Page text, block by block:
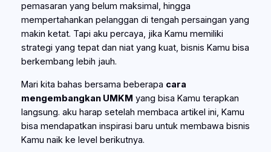
pemasaran yang belum maksimal, hingga
mempertahankan pelanggan di tengah persaingan yang
makin ketat. Tapi aku percaya, jika Kamu memiliki
strategi yang tepat dan niat yang kuat, bisnis Kamu bisa
berkembang lebih jauh.
Mari kita bahas bersama beberapa cara
mengembangkan UMKM yang bisa Kamu terapkan
langsung. aku harap setelah membaca artikel ini, Kamu
bisa mendapatkan inspirasi baru untuk membawa bisnis
Kamu naik ke level berikutnya.